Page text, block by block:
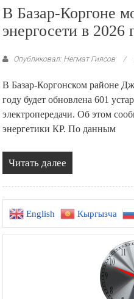
В Базар-Коргоне
энергосети в 2026
Опубликовал: Негмат Гиясов
В Базар-Коргонском районе
году будет обновлена 601
электропередачи. Об этом
энергетики КР. По данным
Читать далее
English Кыргызча